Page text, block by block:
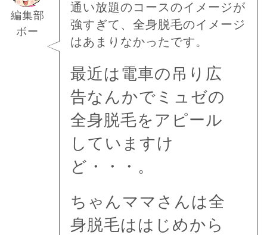
編集部
ボー
通い放題のコースのイメージが
強すぎて、全身脱毛のイメージ
はあまりなかったです。
最近は電車の吊り広
告なんかでミュゼの
全身脱毛をアピール
していますけ
ど・・・。
ちゃんママさんは全
身脱毛ははじめから